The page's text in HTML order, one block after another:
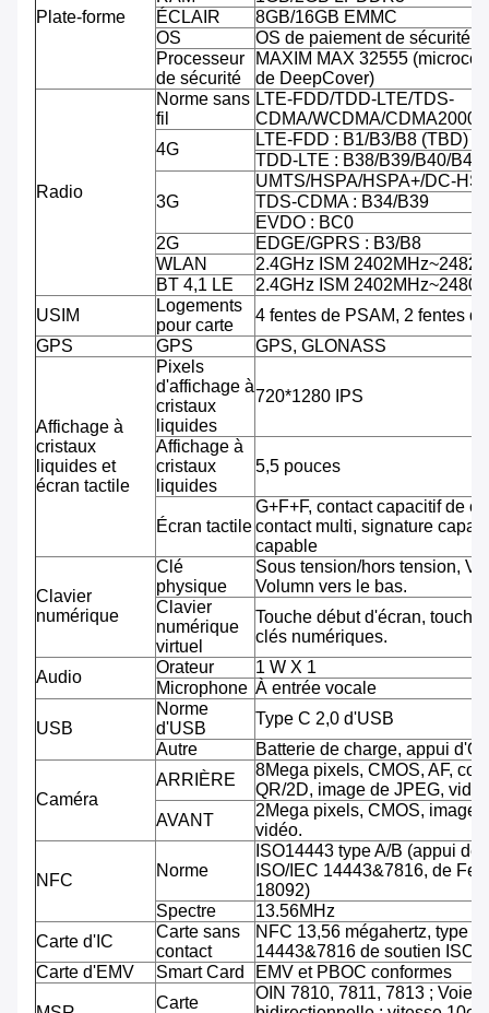
Plate-forme
ÉCLAIR
8GB/16GB EMMC
OS
OS de paiement de sécurité
Processeur
de sécurité
MAXIM MAX 32555
de DeepCover)
Radio
Norme sans
fil
LTE-FDD/TDD-LTE/TDS-
CDMA/WCDMA/CDMA2000/
4G
LTE-FDD : B1/B3/B8 (TBD)
TDD-LTE : B38/B39/B40/B41
3G
UMTS/HSPA/HSPA+/DC-
TDS-CDMA : B34/B39
EVDO : BC0
2G
EDGE/GPRS : B3/B8
WLAN
2.4GHz ISM
BT 4,1 LE
2.4GHz ISM
USIM
Logements
pour carte
4 fentes de PSAM, 2 fentes
GPS
GPS GPS, GLONASS
Affichage à
cristaux
liquides et
écran tactile
Pixels
d'affichage à
cristaux
liquides
720*1280 IPS
Affichage à
cristaux
liquides
5,5 pouces
Écran tactile
G+F+F, contact capacitif de
contact multi, signature
capable
Clavier
numérique
Clé
physique
Sous tension/hors tension,
Volumn vers le bas.
Clavier
numérique
virtuel
Touche début d'écran, touche
clés numériques.
Audio
Orateur
1 W X 1
Microphone À entrée vocale
USB
Norme
d'USB
Type C 2,0 d'USB
Autre
Batterie de charge, appui
Caméra
ARRIÈRE
8Mega pixels, CMOS, AF,
QR/2D, image de JPEG,
AVANT
2Mega pixels, CMOS, image
vidéo.
NFC
Norme
ISO14443 type A/B (appui de
ISO/IEC 14443&7816, de
18092)
Spectre
13.56MHz
Carte d'IC
Carte sans
contact
NFC 13,56 mégahertz, type
14443&7816 de soutien ISO/
Carte d'EMV
Smart Card EMV et PBOC conformes
Carte
OIN 7810, 7811, 7813 ; Voie